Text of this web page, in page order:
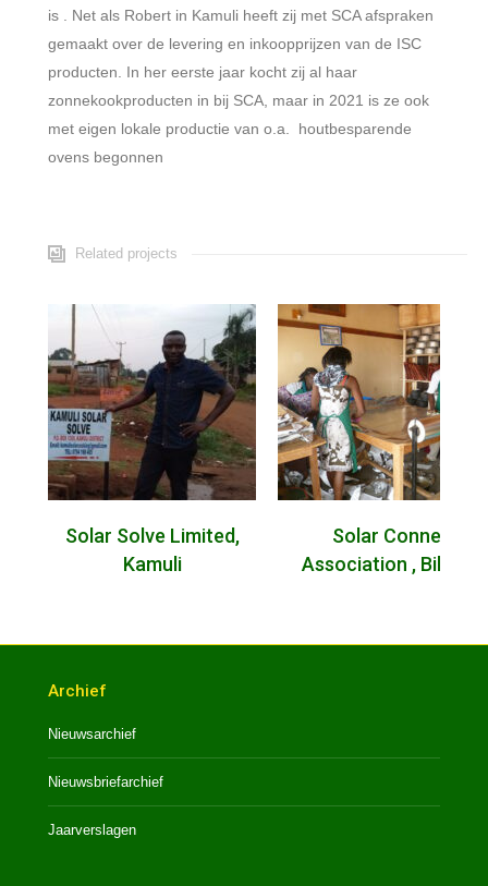
is . Net als Robert in Kamuli heeft zij met SCA afspraken
gemaakt over de levering en inkoopprijzen van de ISC
producten. In her eerste jaar kocht zij al haar
zonnekookproducten in bij SCA, maar in 2021 is ze ook
met eigen lokale productie van o.a. houtbesparende
ovens begonnen
Related projects
Solar Solve Limited,
Kamuli
Solar Connect
Association ,
Archief
Nieuwsarchief
Nieuwsbriefarchief
Jaarverslagen